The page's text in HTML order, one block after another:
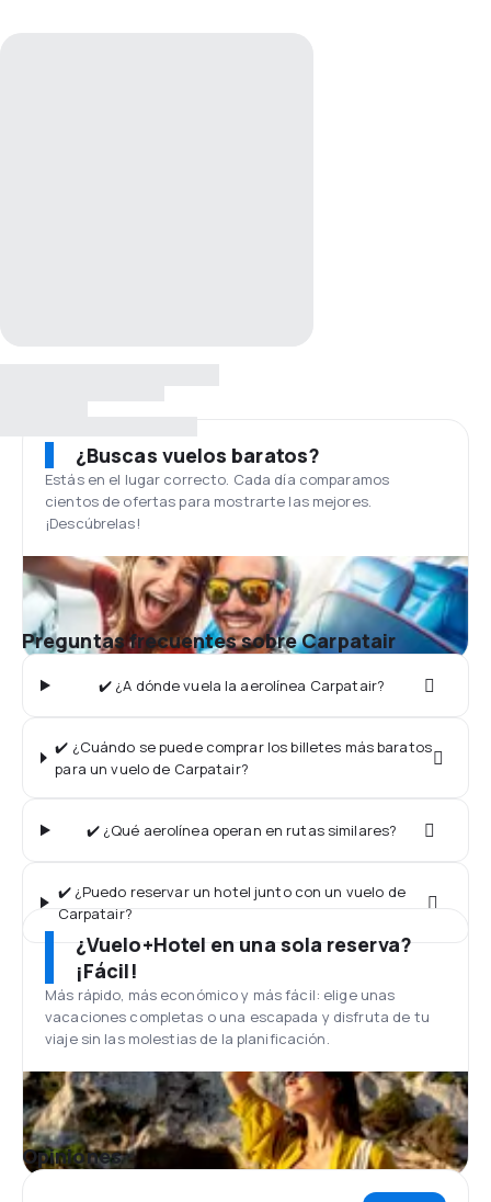
¿Buscas vuelos baratos?
Estás en el lugar correcto. Cada día comparamos
cientos de ofertas para mostrarte las mejores.
¡Descúbrelas!
Preguntas frecuentes sobre Carpatair
✔️ ¿A dónde vuela la aerolínea Carpatair?
✔️ ¿Cuándo se puede comprar los billetes más baratos
para un vuelo de Carpatair?
✔️ ¿Qué aerolínea operan en rutas similares?
✔️ ¿Puedo reservar un hotel junto con un vuelo de
Carpatair?
¿Vuelo+Hotel en una sola reserva?
¡Fácil!
Más rápido, más económico y más fácil: elige unas
vacaciones completas o una escapada y disfruta de tu
viaje sin las molestias de la planificación.
Opiniones